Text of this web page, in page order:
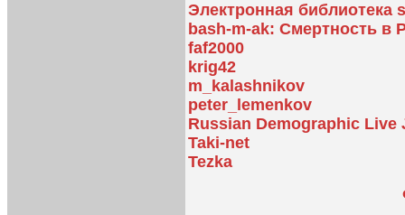
Электронная библиотека
bash-m-ak: Смертность в
faf2000
krig42
m_kalashnikov
peter_lemenkov
Russian Demographic Live
Taki-net
Tezka